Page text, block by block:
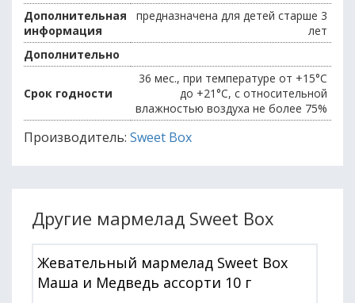
Дополнительная
информация
предназначена для детей старше 3
лет
Дополнительно
Срок годности
36 мес., при температуре от +15°С
до +21°С, с относительной
влажностью воздуха не более 75%
Производитель: Sweet Box
Другие мармелад Sweet Box
Жевательный мармелад Sweet Box
Маша и Медведь ассорти 10 г